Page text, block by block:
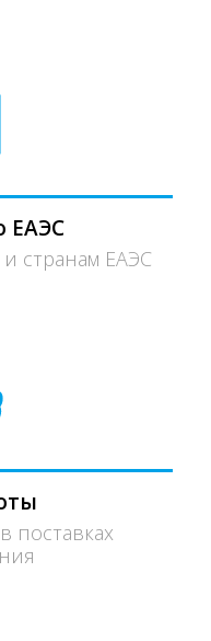
ЕАЭС
странам ЕАЭС
поставках